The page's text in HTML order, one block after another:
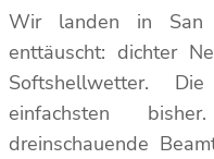
Wir landen in San
enttäuscht: dichter
Softshellwetter.
einfachsten
dreinschauende